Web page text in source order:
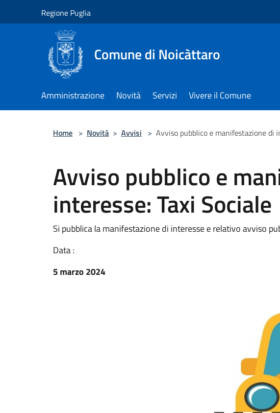
Regione Puglia
Comune di Noicàttaro
Amministrazione Novità Servizi Vivere il Comune
Home > Novità > Avvisi > Avviso pubblico e manifestazione di
Avviso pubblico e
interesse: Taxi Sociale
Si pubblica la manifestazione di interesse e relativo avviso
Data :
5 marzo 2024